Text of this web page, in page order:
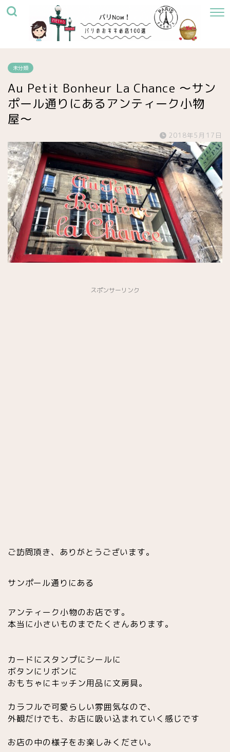
未分類
Au Petit Bonheur La Chance 〜サン
ポール通りにあるアンティーク小物
屋〜
2018年5月17日
スポンサーリンク
ご訪問頂き、ありがとうございます。
サンポール通りにある
アンティーク小物のお店です。
本当に小さいものまでたくさんあります。
カードにスタンプにシールに
ボタンにリボンに
おもちゃにキッチン用品に文房具。
カラフルで可愛らしい雰囲気なので、
外観だけでも、お店に吸い込まれていく感じです
お店の中の様子をお楽しみください。